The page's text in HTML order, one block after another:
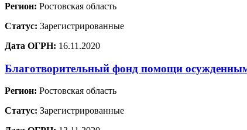
Регион: Ростовская область
Статус: Зарегистрированные
Дата ОГРН: 16.11.2020
Благотворительный фонд помощи
Регион: Ростовская область
Статус: Зарегистрированные